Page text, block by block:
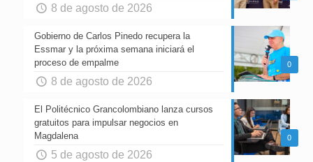
8 de agosto de 2026
0
Gobierno de Carlos Pinedo recupera la
Essmar y la próxima semana iniciará el
proceso de empalme
8 de agosto de 2026
0
El Politécnico Grancolombiano lanza cursos
gratuitos para impulsar negocios en
Magdalena
5 de agosto de 2026